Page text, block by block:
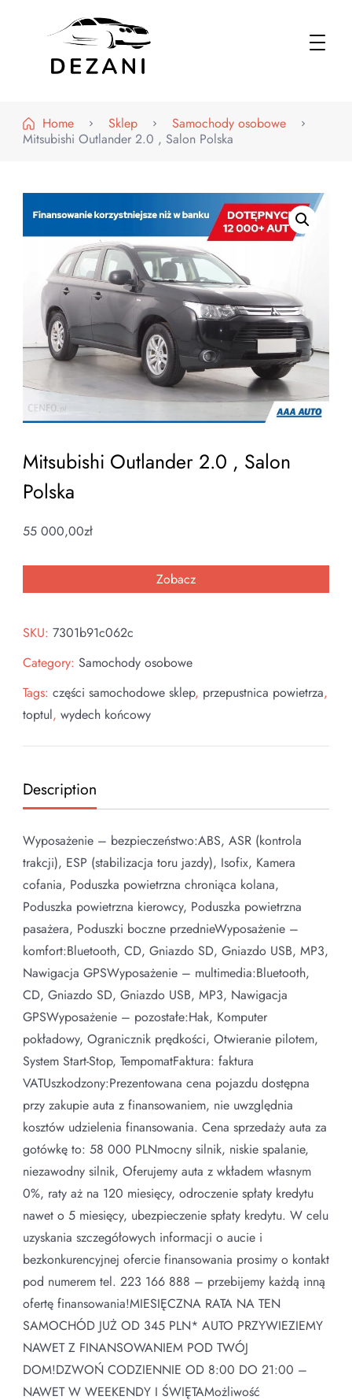
Home
Sklep
Samochody osobowe
Mitsubishi Outlander 2.0 , Salon Polska
Mitsubishi Outlander 2.0 , Salon
Polska
55 000,00zł
Zobacz
SKU: 7301b91c062c
Category: Samochody osobowe
Tags: części samochodowe sklep, przepustnica powietrza,
toptul, wydech końcowy
Description
Wyposażenie – bezpieczeństwo:ABS, ASR (kontrola
trakcji), ESP (stabilizacja toru jazdy), Isofix, Kamera
cofania, Poduszka powietrzna chroniąca kolana,
Poduszka powietrzna kierowcy, Poduszka powietrzna
pasażera, Poduszki boczne przednieWyposażenie –
komfort:Bluetooth, CD, Gniazdo SD, Gniazdo USB, MP3,
Nawigacja GPSWyposażenie – multimedia:Bluetooth,
CD, Gniazdo SD, Gniazdo USB, MP3, Nawigacja
GPSWyposażenie – pozostałe:Hak, Komputer
pokładowy, Ogranicznik prędkości, Otwieranie pilotem,
System Start-Stop, TempomatFaktura: faktura
VATUszkodzony:Prezentowana cena pojazdu dostępna
przy zakupie auta z finansowaniem, nie uwzględnia
kosztów udzielenia finansowania. Cena sprzedaży auta za
gotówkę to: 58 000 PLNmocny silnik, niskie spalanie,
niezawodny silnik, Oferujemy auta z wkładem własnym
0%, raty aż na 120 miesięcy, odroczenie spłaty kredytu
nawet o 5 miesięcy, ubezpieczenie spłaty kredytu. W celu
uzyskania szczegółowych informacji o aucie i
bezkonkurencyjnej ofercie finansowania prosimy o kontakt
pod numerem tel. 223 166 888 – przebijemy każdą inną
ofertę finansowania!MIESIĘCZNA RATA NA TEN
SAMOCHÓD JUŻ OD 345 PLN* AUTO PRZYWIEZIEMY
NAWET Z FINANSOWANIEM POD TWÓJ
DOM!DZWOŃ CODZIENNIE OD 8:00 DO 21:00 –
NAWET W WEEKENDY I ŚWIĘTAMożliwość